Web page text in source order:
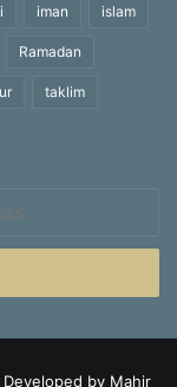
iman islam
Ramadan
taklim
Developed by Mahir